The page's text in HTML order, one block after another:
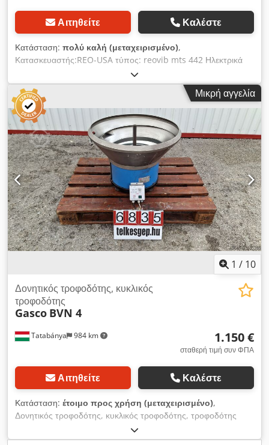
Αιτηθείτε Καλέστε
Κατάσταση: πολύ καλή (μεταχειρισμένο),
Κατασκευαστής:REO-USA τύπος: reovib mts 442 Ηλεκτρικά
στοιχεία: 60 Hz, Διαστάσεις: 1,5 mm: 610 x 560 x 1180 mm
Dodot H Nk Nopfx Aafekr διάμετρος πλάκας: 330-380 mm
βάρος: 223 kg
Μικρή αγγελία
1 / 10
Tatabánya 984 km
Δονητικός τροφοδότης, κυκλικός
τροφοδότης
Gasco BVN 4
1.150 €
σταθερή τιμή συν ΦΠΑ
Αιτηθείτε Καλέστε
Κατάσταση: έτοιμο προς χρήση (μεταχειρισμένο),
Δονητικός τροφοδότης, κυκλικός τροφοδότης, τροφοδότης
τμημάτων με δόνηση 640 mm, μεταχειρισμένο μηχάνημα
Κατασκευαστής: Gasco Τύπος: BVN 4 Συνολικές διαστάσεις: